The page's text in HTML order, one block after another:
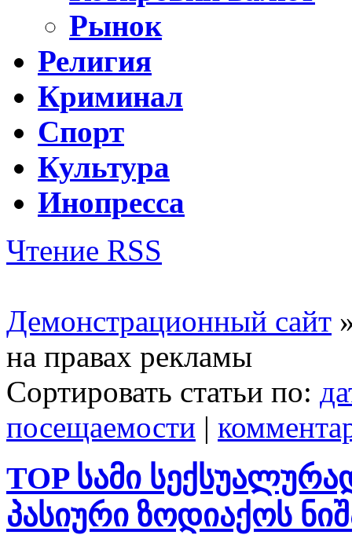
Рынок
Религия
Криминал
Спорт
Культура
Инопресса
Чтение RSS
Демонстрационный сайт
на правах рекламы
Сортировать статьи по:
посещаемости |
TOP სამი
პასიური ზოდიაქოს